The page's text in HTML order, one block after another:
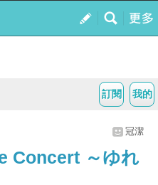
我的
訂閱
冠潔
Concert ～ゆれ